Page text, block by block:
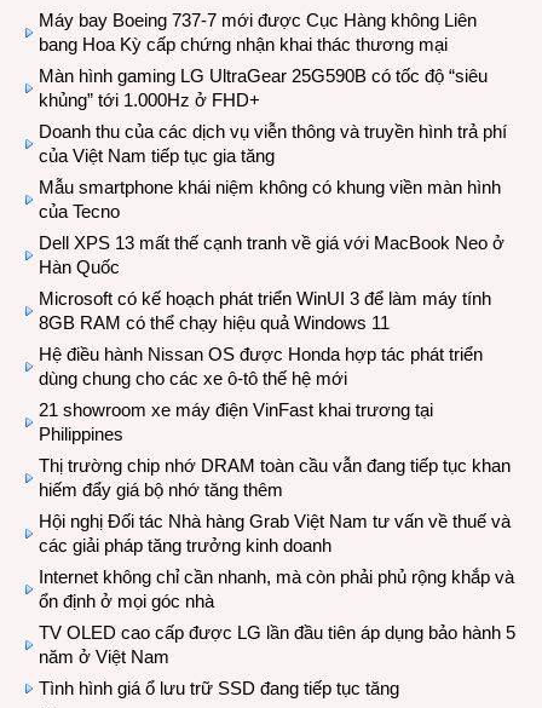
Máy bay Boeing 737-7 mới được Cục Hàng không Liên
bang Hoa Kỳ cấp chứng nhận khai thác thương mại
Màn hình gaming LG UltraGear 25G590B có tốc độ “siêu
khủng” tới 1.000Hz ở FHD+
Doanh thu của các dịch vụ viễn thông và truyền hình trả phí
của Việt Nam tiếp tục gia tăng
Mẫu smartphone khái niệm không có khung viền màn hình
của Tecno
Dell XPS 13 mất thế cạnh tranh về giá với MacBook Neo ở
Hàn Quốc
Microsoft có kế hoạch phát triển WinUI 3 để làm máy tính
8GB RAM có thể chạy hiệu quả Windows 11
Hệ điều hành Nissan OS được Honda hợp tác phát triển
dùng chung cho các xe ô-tô thế hệ mới
21 showroom xe máy điện VinFast khai trương tại
Philippines
Thị trường chip nhớ DRAM toàn cầu vẫn đang tiếp tục khan
hiếm đẩy giá bộ nhớ tăng thêm
Hội nghị Đối tác Nhà hàng Grab Việt Nam tư vấn về thuế và
các giải pháp tăng trưởng kinh doanh
Internet không chỉ cần nhanh, mà còn phải phủ rộng khắp và
ổn định ở mọi góc nhà
TV OLED cao cấp được LG lần đầu tiên áp dụng bảo hành 5
năm ở Việt Nam
Tình hình giá ổ lưu trữ SSD đang tiếp tục tăng